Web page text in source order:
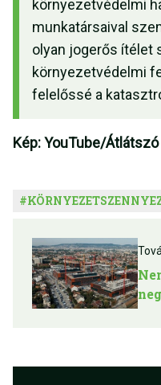
környezetvédelmi
munkatársaival
olyan jogerős ítélet
környezetvédelmi
felelőssé a
Kép: YouTube/Átlátszó
#